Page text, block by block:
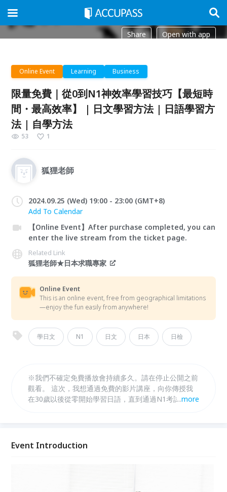
Share Open with app
Online Event Learning Business
限量免費｜從0到N1神效率學習技巧【最短時
間・最高效率】 | 日文學習方法 | 日語學習方
法 | 自學方法
53 1
狐狸老師
2024.09.25 (Wed) 19:00 - 23:00 (GMT+8)
Add To Calendar
【Online Event】After purchase completed, you can
enter the live stream from the ticket page.
Related Link
狐狸老師★日本求職專家
Online Event
This is an online event, free from geographical limitations
—enjoy the fun easily from anywhere!
學日文 N1 日文 日本 日檢
※我們不確定免費播放會持續多久。請在停止公開之前
觀看。 這次，我想通過免費的影片講座，向你傳授我
在30歲以後從零開始學習日語，直到通過N1考試所使
還和準備入學考試時一樣，那你可能在浪費令人絕望的
...more
Event Introduction